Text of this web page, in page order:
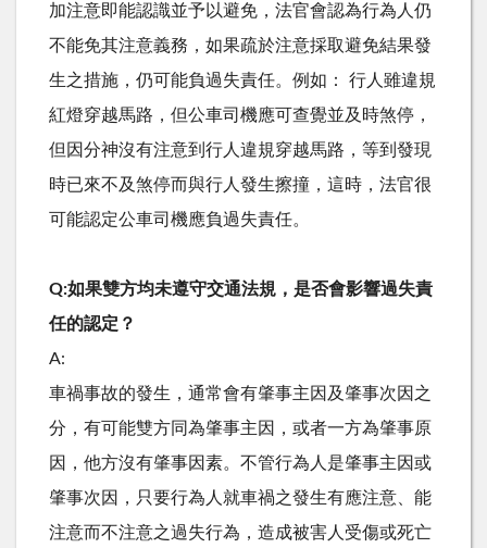
加注意即能認識並予以避免，法官會認為行為人仍
不能免其注意義務，如果疏於注意採取避免結果發
生之措施，仍可能負過失責任。例如： 行人雖違規
紅燈穿越馬路，但公車司機應可查覺並及時煞停，
但因分神沒有注意到行人違規穿越馬路，等到發現
時已來不及煞停而與行人發生擦撞，這時，法官很
可能認定公車司機應負過失責任。
Q:如果雙方均未遵守交通法規，是否會影響過失責
任的認定？
A:
車禍事故的發生，通常會有肇事主因及肇事次因之
分，有可能雙方同為肇事主因，或者一方為肇事原
因，他方沒有肇事因素。不管行為人是肇事主因或
肇事次因，只要行為人就車禍之發生有應注意、能
注意而不注意之過失行為，造成被害人受傷或死亡